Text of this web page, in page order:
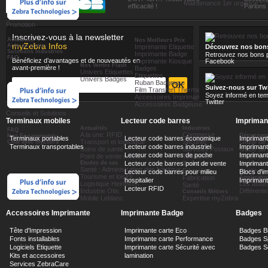
Maintenance 1er urgence
Promotion
Actualités
Aide au choix
Solutions Industries
FAQ
Nos Ventes Flash
Univers Etiquettes
Univers Badges
Nos Meilleurs Prix
Imprimante Etiquette
Imprimante Badge
Imprimante Kiosque
Badges
Etiquettes
Ruban Badgeuse
Film Transfert Thermique
Accessoires Imprimante
Accessoires Badgeuse
Toutes Nos
Conseils et Solutions
FAQ
Nos Engagements
Chat avec myZebra
Actualités
A la une: RFID
Transport et logistique
Soins de santé
Point de vente mobile
Etudes de cas
Santé : Administration des hôpitaux
Tourisme et loisirs
Logistique Heineken
Industrie Otis
Mobile Leblanc
Industries
Commerce
Sécurité
Services Postaux
Toursime
Transports
Education
Fabrication
Santé
Conseils Métiers
Expertise myZebra
Guide de
Guide de
Guide de
Guide de
Guide de
Les
confiance
efficacité !
Parlons
Inscrivez-vous à la newsletter
myZebra Infos
Bénéficiez d’avantages et de nouveautés en
avant-première !
Découvrez nos
Retrouvez nos bons
Facebook
Suivez-nous sur
Soyez informé en
Twitter
Terminaux mobiles
Terminaux portables
Terminaux transportables
Lecteur code barres
Lecteur code barres économique
Lecteur code barres industriel
Lecteur code barres de poche
Lecteur code barres point de vente
Lecteur code barres pour milieu
hospitalier
Lecteur RFID
Blocs
Accessoires Imprimante
Tête d'Impression
Fonts installables
Logiciels Etiquette
Kits et accessoires
Services ZebraCare
Imprimante Badge
Imprimante carte Eco
Imprimante carte Performance
Imprimante carte Sécurité avec
lamination
Badges
Badges
Badges
Badges